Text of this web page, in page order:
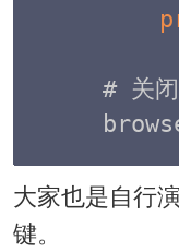
# 关
大家也是自行
键。